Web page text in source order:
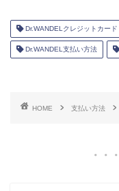
Dr.WANDELクレジットカード
Dr.WANDEL支払い方法
HOME 支払い方法